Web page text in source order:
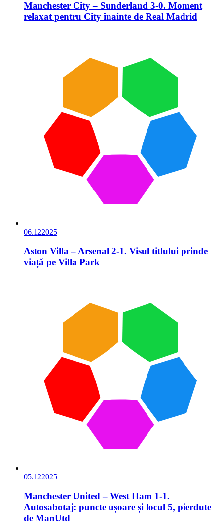
Manchester City – Sunderland 3-0. Moment
relaxat pentru City înainte de Real Madrid
06.122025
Aston Villa – Arsenal 2-1. Visul titlului prinde
viață pe Villa Park
05.122025
Manchester United – West Ham 1-1.
Autosabotaj: puncte ușoare și locul 5, pierdute
de ManUtd